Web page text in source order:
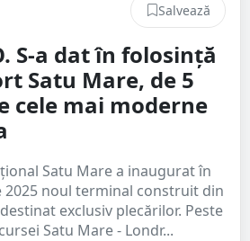
Salvează
S-a dat în folosință
Satu Mare, de 5
cele mai moderne
Satu Mare a inaugurat în
2025 noul terminal construit din
exclusiv plecărilor. Peste
Satu Mare - Londr...